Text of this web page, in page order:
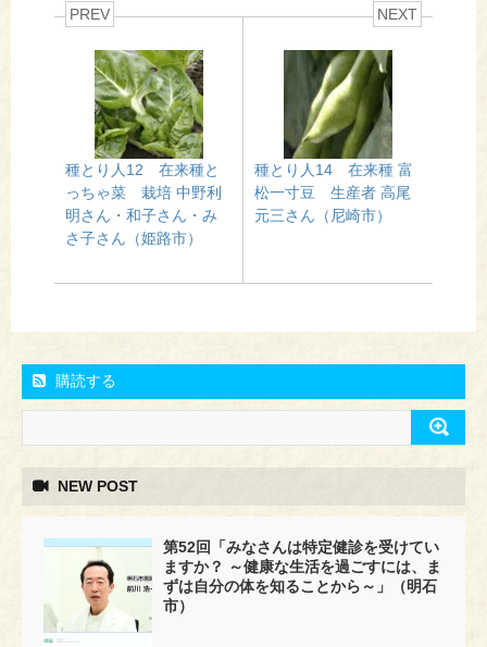
PREV
種とり人12 在来種と
っちゃ菜 栽培 中野利
明さん・和子さん・み
さ子さん（姫路市）
NEXT
種とり人14 在来種 富
松一寸豆 生産者 高尾
元三さん（尼崎市）
購読する
NEW POST
第52回「みなさんは特定健診を受けてい
ますか？ ～健康な生活を過ごすには、ま
ずは自分の体を知ることから～」（明石
市）